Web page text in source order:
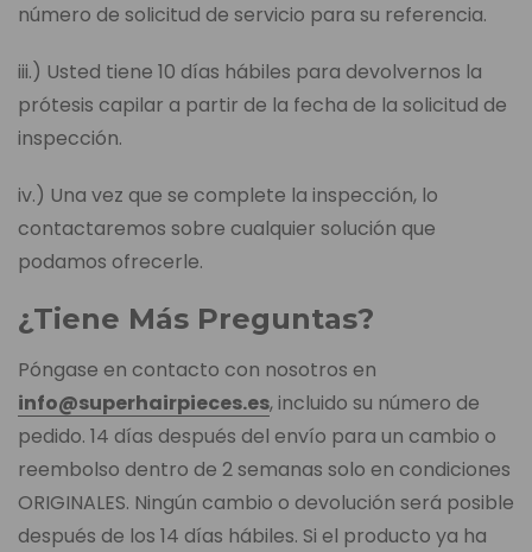
número de solicitud de servicio para su referencia.
iii.) Usted tiene 10 días hábiles para devolvernos la
prótesis capilar a partir de la fecha de la solicitud de
inspección.
iv.) Una vez que se complete la inspección, lo
contactaremos sobre cualquier solución que
podamos ofrecerle.
¿Tiene Más Preguntas?
Póngase en contacto con nosotros en
info@superhairpieces.es, incluido su número de
pedido. 14 días después del envío para un cambio o
reembolso dentro de 2 semanas solo en condiciones
ORIGINALES. Ningún cambio o devolución será posible
después de los 14 días hábiles. Si el producto ya ha